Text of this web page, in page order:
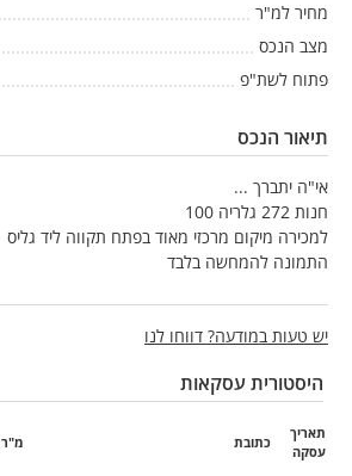
מחיר למ"ר
מצב הנכס
פתוח לשת"פ
תיאור הנכס
אי"ה יתברך ...
חנות 272 גלריה 100
למכירה מיקום מרכזי מאוד בפתח תקווה ליד גליס
התמונה להמחשה בלבד
יש טעות במודעה? דווחו לנו
היסטורית עסקאות
תאריך
עסקה
כתובת מ"ר